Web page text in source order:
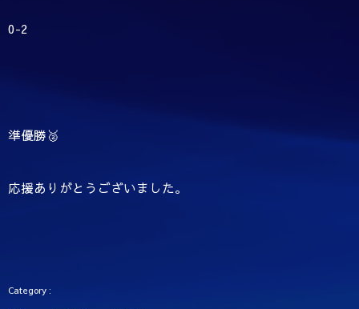
0-2
準優勝🥈
応援ありがとうございました。